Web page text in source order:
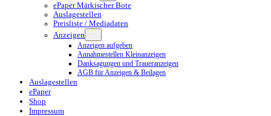
ePaper Märkischer Bote
Auslagestellen
Preisliste / Mediadaten
Anzeigen
Anzeigen aufgeben
Annahmestellen Kleinanzeigen
Danksagungen und Traueranzeigen
AGB für Anzeigen & Beilagen
Auslagestellen
ePaper
Shop
Impressum